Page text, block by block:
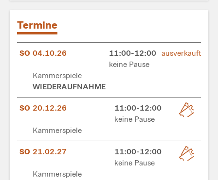
Termine
SO 04.10.26
11:00-12:00
keine Pause
Kammerspiele
WIEDERAUFNAHME
ausverkauft
SO 20.12.26
11:00-12:00
keine Pause
Kammerspiele
SO 21.02.27
11:00-12:00
keine Pause
Kammerspiele